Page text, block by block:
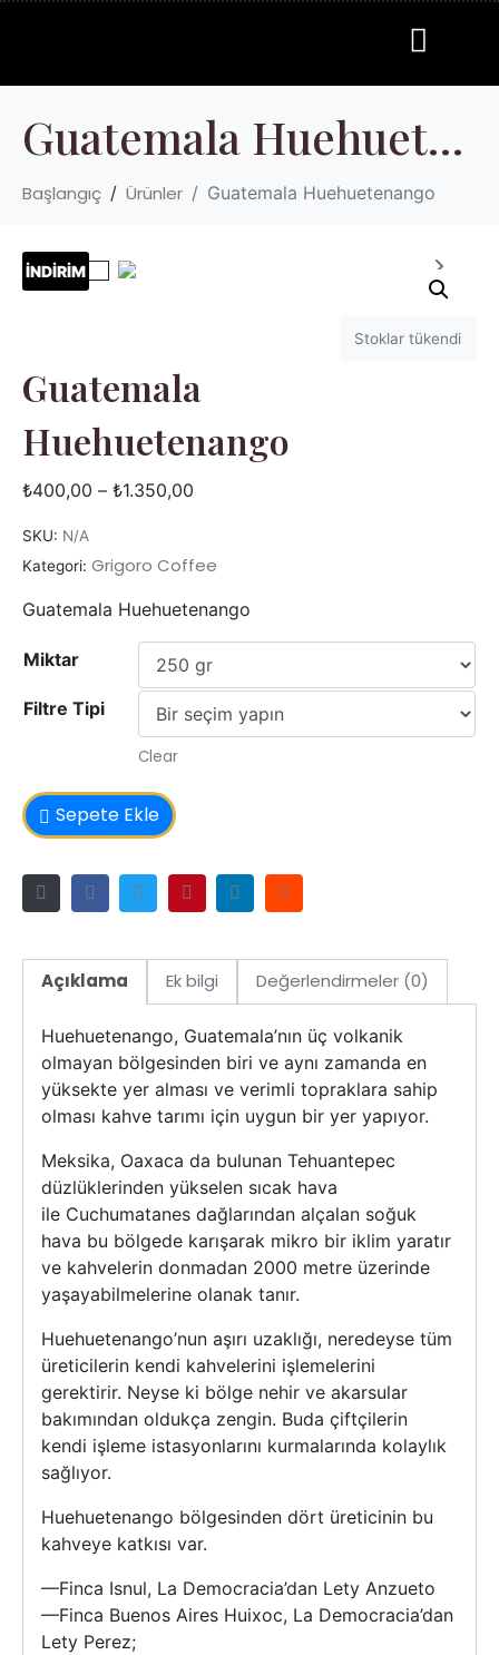
Guatemala Huehuetenango
Başlangıç Ürünler Guatemala Huehuetenango
İNDİRİM
Stoklar tükendi
Guatemala
Huehuetenango
₺400,00 – ₺1.350,00
SKU: N/A
Kategori: Grigoro Coffee
Guatemala Huehuetenango
Miktar
Filtre Tipi
Clear
Sepete Ekle
Açıklama Ek bilgi Değerlendirmeler (0)
Huehuetenango, Guatemala’nın üç volkanik
olmayan bölgesinden biri ve aynı zamanda en
yüksekte yer alması ve verimli topraklara sahip
olması kahve tarımı için uygun bir yer yapıyor.
Meksika, Oaxaca da bulunan Tehuantepec
düzlüklerinden yükselen sıcak hava
ile Cuchumatanes dağlarından alçalan soğuk
hava bu bölgede karışarak mikro bir iklim yaratır
ve kahvelerin donmadan 2000 metre üzerinde
yaşayabilmelerine olanak tanır.
Huehuetenango’nun aşırı uzaklığı, neredeyse tüm
üreticilerin kendi kahvelerini işlemelerini
gerektirir. Neyse ki bölge nehir ve akarsular
bakımından oldukça zengin. Buda çiftçilerin
kendi işleme istasyonlarını kurmalarında kolaylık
sağlıyor.
Huehuetenango bölgesinden dört üreticinin bu
kahveye katkısı var.
—Finca Isnul, La Democracia’dan Lety Anzueto
—Finca Buenos Aires Huixoc, La Democracia’dan
Lety Perez;